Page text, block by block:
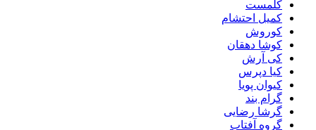
کلمست
کمیل احتشام
کوروش
کوشا دهقان
کی آرش
کیا دپرس
کیوان پویا
گرام بند
گرشا رضایی
گروه آفتاب